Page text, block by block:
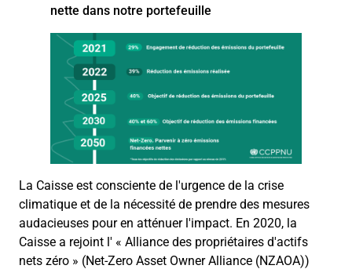
nette dans notre portefeuille
La Caisse est consciente de l'urgence de la crise
climatique et de la nécessité de prendre des mesures
audacieuses pour en atténuer l'impact. En 2020, la
Caisse a rejoint l' « Alliance des propriétaires d'actifs
nets zéro » (Net-Zero Asset OwnerAlliance (NZAOA))